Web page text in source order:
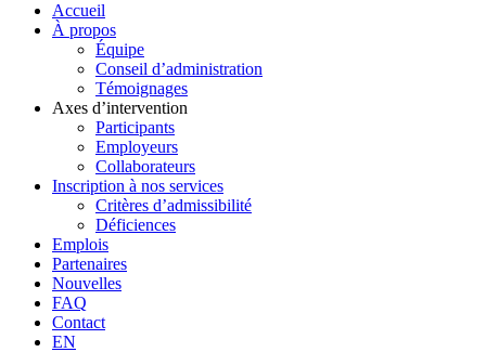
Accueil
À propos
Équipe
Conseil d’administration
Témoignages
Axes d’intervention
Participants
Employeurs
Collaborateurs
Inscription à nos services
Critères d’admissibilité
Déficiences
Emplois
Partenaires
Nouvelles
FAQ
Contact
EN